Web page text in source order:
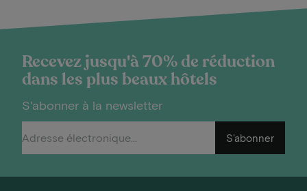
Recevez jusqu'à 70% de réduction
dans les plus beaux hôtels
S'abonner à la newsletter
S'abonner